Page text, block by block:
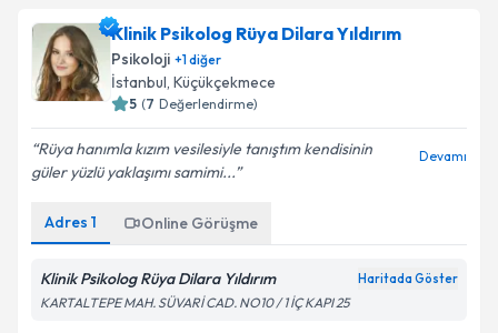
Klinik Psikolog Rüya Dilara Yıldırım
Psikoloji +1diğer
İstanbul, Küçükçekmece
5 (7 Değerlendirme)
Rüya hanımla kızım vesilesiyle tanıştım kendisinin
güler yüzlü yaklaşımı samimi...
Devamı
Adres 1 Online Görüşme
Klinik Psikolog Rüya Dilara Yıldırım Haritada Göster
KARTALTEPE MAH. SÜVARİ CAD. NO10 / 1 İÇ KAPI 25